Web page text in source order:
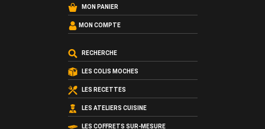
MON PANIER
MON COMPTE
RECHERCHE
LES COLIS MOCHES
LES RECETTES
LES ATELIERS CUISINE
LES COFFRETS SUR-MESURE